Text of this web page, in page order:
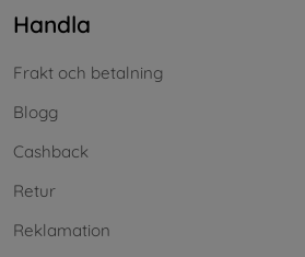
Handla
Frakt och betalning
Blogg
Cashback
Retur
Reklamation